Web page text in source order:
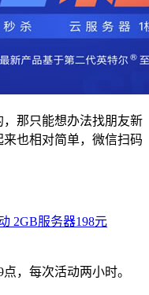
那只能想办法找朋友新
也相对简单，微信扫码
2GB服务器198元
，每次活动两小时。